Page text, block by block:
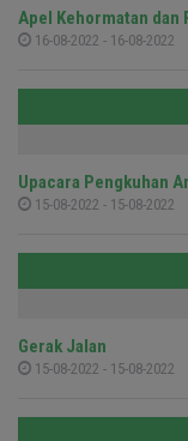
Apel Kehormatan dan
16-08-2022 - 16-08-2022
Upacara Pengkuhan
15-08-2022 - 15-08-2022
Gerak Jalan
15-08-2022 - 15-08-2022